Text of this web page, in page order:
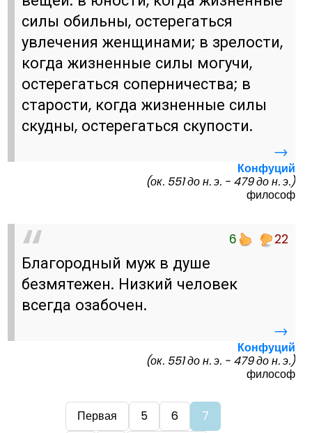
силы обильны, остерегаться
увлечения женщинами; в зрелости,
когда жизненные силы могучи,
остерегаться соперничества; в
старости, когда жизненные силы
скудны, остерегаться скупости.
→
Конфуций
(ок. 551 до н. э. - 479 до н. э.)
философ
6 22
Благородный муж в душе
безмятежен. Низкий человек
всегда озабочен.
→
Конфуций
(ок. 551 до н. э. - 479 до н. э.)
философ
Первая 5 6
7